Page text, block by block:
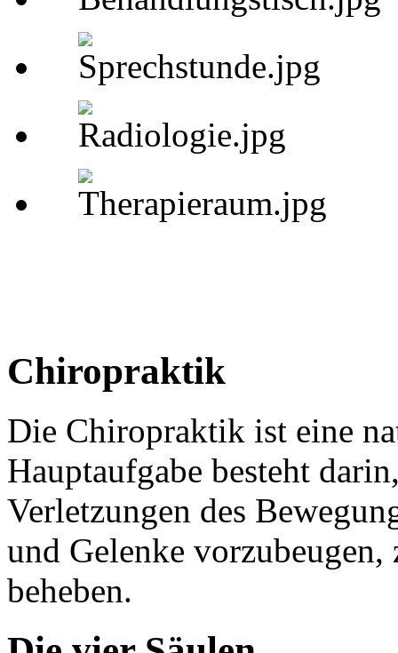
Chiropraktik
Die Chiropraktik ist eine
Hauptaufgabe besteht
Verletzungen des
und Gelenke
beheben.